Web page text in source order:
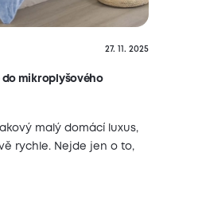
27. 11. 2025
do mikroplyšového
malý domácí luxus,
rychle. Nejde jen o to,